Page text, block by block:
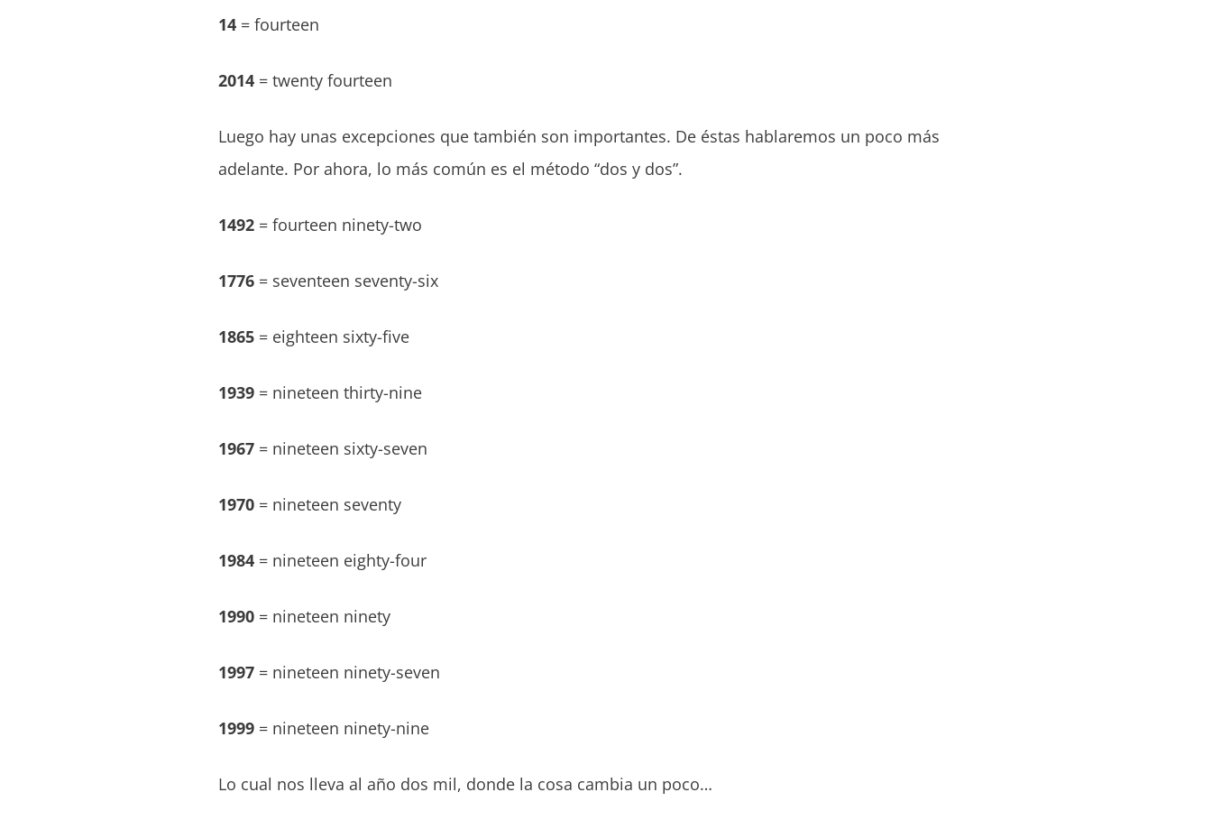
14 = fourteen
2014 = twenty fourteen
Luego hay unas excepciones que también son importantes. De éstas hablaremos un poco más
adelante. Por ahora, lo más común es el método “dos y dos”.
1492 = fourteen ninety-two
1776 = seventeen seventy-six
1865 = eighteen sixty-five
1939 = nineteen thirty-nine
1967 = nineteen sixty-seven
1970 = nineteen seventy
1984 = nineteen eighty-four
1990 = nineteen ninety
1997 = nineteen ninety-seven
1999 = nineteen ninety-nine
Lo cual nos lleva al año dos mil, donde la cosa cambia un poco…